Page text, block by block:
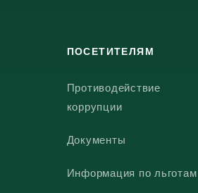
ПОСЕТИТЕЛЯМ
Противодействие
коррупции
Документы
Информация по льготам